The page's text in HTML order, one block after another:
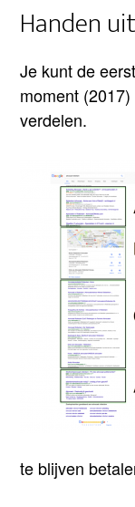
Handen
Je kunt de
moment
verdelen.
te blijven